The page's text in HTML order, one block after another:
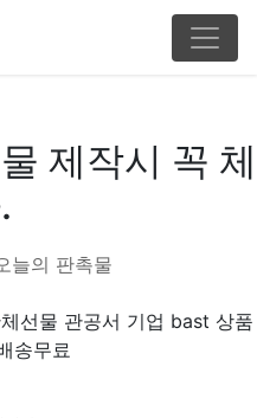
제작시 꼭 체
선물 관공서 기업 bast 상품
송무료